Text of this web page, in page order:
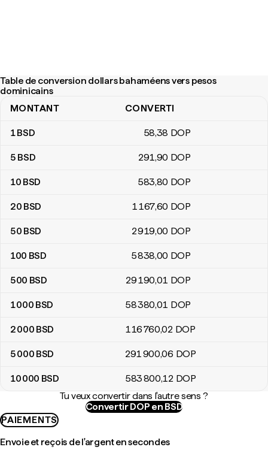
Table de conversion dollars bahaméens vers pesos
dominicains
Table de conversion dollars bahaméens vers pesos dominicains
MONTANT CONVERTI
1BSD 58,38 DOP
5 BSD 291,90 DOP
10 BSD 583,80 DOP
20 BSD 1 167,60 DOP
50 BSD 2 919,00 DOP
100 BSD 5 838,00 DOP
500 BSD 29 190,01 DOP
1 000 BSD 58 380,01 DOP
2 000 BSD 116 760,02 DOP
5 000 BSD 291 900,06 DOP
10 000 BSD 583 800,12 DOP
Tu veux convertir dans l'autre sens ?
Convertir DOP en BSD
PAIEMENTS
Envoie et reçois de l'argent en secondes